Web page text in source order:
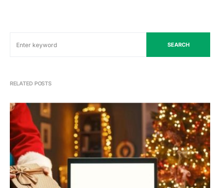
SEARCH
RELATED POSTS